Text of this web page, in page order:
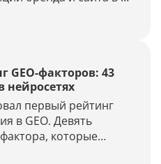
GEO-факторов: 43
нейросетях
первый рейтинг
в GEO. Девять
которые
в AI-ответах.